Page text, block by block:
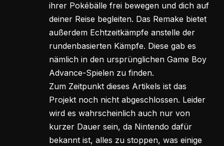
ihrer Pokébälle frei bewegen und dich auf
deiner Reise begleiten. Das Remake bietet
außerdem Echtzeitkämpfe anstelle der
rundenbasierten Kämpfe. Diese gab es
nämlich in den ursprünglichen Game Boy
Advance-Spielen zu finden.
Zum Zeitpunkt dieses Artikels ist das
Projekt noch nicht abgeschlossen. Leider
wird es wahrscheinlich auch nur von
kurzer Dauer sein, da Nintendo dafür
bekannt ist, alles zu stoppen, was einige